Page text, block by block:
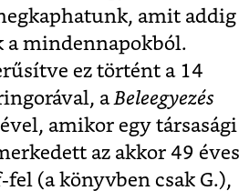
amit addig
mindennapokból.
ez történt a 14
aBeleegyezés
amikor egy társasági
az akkor 49 éves
(a könyvben csak G.),